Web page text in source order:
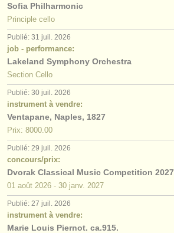
Sofia Philharmonic
Principle cello
Publié: 31 juil. 2026
job - performance:
Lakeland Symphony Orchestra
Section Cello
Publié: 30 juil. 2026
instrument à vendre:
Ventapane, Naples, 1827
Prix: 8000.00
Publié: 29 juil. 2026
concours/prix:
Dvorak Classical Music Competition 2027
01 août 2026 - 30 janv. 2027
Publié: 27 juil. 2026
instrument à vendre:
Marie Louis Piernot. ca.915.